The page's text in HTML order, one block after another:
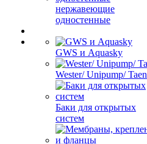
нержавеющие
одностенные
GWS и Aquasky
Wester/ Unipump/ Taen
Баки для открытых
систем